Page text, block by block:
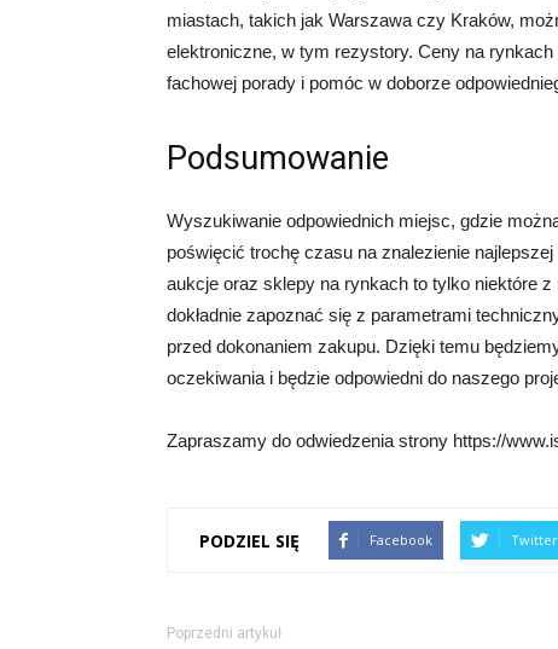
miastach, takich jak Warszawa czy Kraków,
elektroniczne, w tym rezystory. Ceny na
fachowej porady i pomóc w doborze
Podsumowanie
Wyszukiwanie odpowiednich miejsc, gdzie
poświęcić trochę czasu na znalezienie
aukcje oraz sklepy na rynkach to tylko niektóre
dokładnie zapoznać się z parametrami
przed dokonaniem zakupu. Dzięki temu
oczekiwania i będzie odpowiedni do naszego
Zapraszamy do odwiedzenia strony https://
PODZIEL SIĘ Facebook Twitter
Poprzedni artykuł